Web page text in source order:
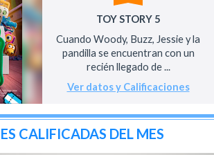
TOY STORY 5
Cuando Woody, Buzz, Jessie y la
pandilla se encuentran con un
recién llegado de ...
Ver datos y Calificaciones
CALIFICADAS DEL MES